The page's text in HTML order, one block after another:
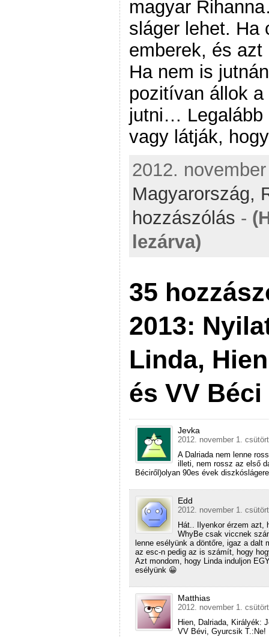
magyar
sláger lehet. Ha
emberek, és
Ha nem is
pozitívan állok
jutni… Legalább
vagy látják,
2012.
Magyarország,
hozzászólás -
lezárva)
35
2013:
Linda,
és VV
Jevka
2012. november 1.
A Dalriada nem lenne
illeti, nem rossz az első
Béciről)olyan 90es évek
Edd
2012. november 1.
Hát.. Ilyenkor érzem azt,
WhyBe csak viccnek
lenne esélyünk a döntőre, igaz a dalt
az esc-n pedig az is számít, hogy
Azt mondom, hogy Linda induljon
esélyünk 😀
Matthias
2012. november 1.
Hien, Dalriada, Királyék:
VV Bévi, Gyurcsik T.:Ne!